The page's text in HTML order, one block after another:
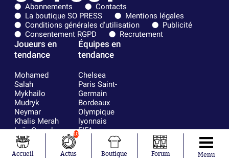
Abonnements
Contacts
La boutique SO PRESS
Mentions légales
Conditions générales d'utilisation
Publicité
Consentement RGPD
Recrutement
Joueurs en
tendance
Mohamed
Salah
Mykhailo
Mudryk
Neymar
Khalis Merah
Loïs Openda
Moussa
Niakhaté
Nicolás
Équipes en
tendance
Chelsea
Paris Saint-
Germain
Bordeaux
Olympique
lyonnais
FIFA
Real Madrid
RC Strasbourg
AC Milan
Accueil
10
Actus Boutique Forum Menu